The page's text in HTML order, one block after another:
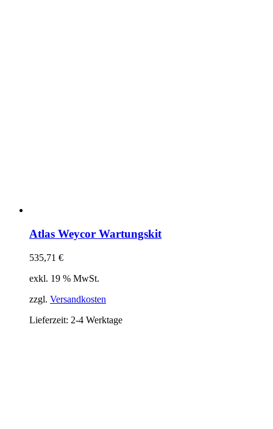
Atlas Weycor Wartungskit
535,71 €
exkl. 19 % MwSt.
zzgl. Versandkosten
Lieferzeit: 2-4 Werktage